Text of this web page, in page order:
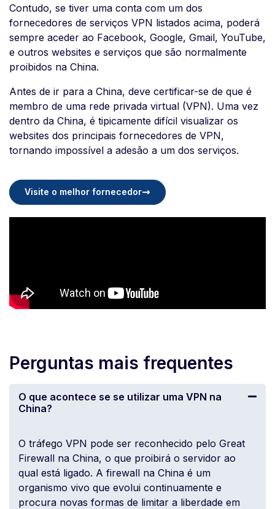
Contudo, se tiver uma conta com um dos
fornecedores de serviços VPN listados acima, poderá
sempre aceder ao Facebook, Google, Gmail, YouTube,
e outros websites e serviços que são normalmente
proibidos na China.
Antes de ir para a China, deve certificar-se de que é
membro de uma rede privada virtual (VPN). Uma vez
dentro da China, é tipicamente difícil visualizar os
websites dos principais fornecedores de VPN,
tornando impossível a adesão a um dos serviços.
Visite o melhor fornecedor
Perguntas mais frequentes
O que acontece se se utilizar uma VPN na
China?
O tráfego VPN pode ser reconhecido pelo Great
Firewall na China, o que proibirá o servidor ao
qual está ligado. A firewall na China é um
organismo vivo que evolui continuamente e
procura novas formas de limitar a liberdade em